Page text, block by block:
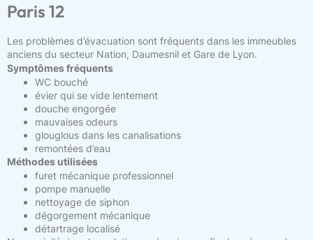
Paris 12
Les problèmes d’évacuation sont fréquents dans les immeubles
anciens du secteur Nation, Daumesnil et Gare de Lyon.
Symptômes fréquents
WC bouché
évier qui se vide lentement
douche engorgée
mauvaises odeurs
glouglous dans les canalisations
remontées d’eau
Méthodes utilisées
furet mécanique professionnel
pompe manuelle
nettoyage de siphon
dégorgement mécanique
détartrage localisé